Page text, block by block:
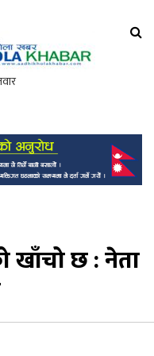
खाँचो छ : नेता